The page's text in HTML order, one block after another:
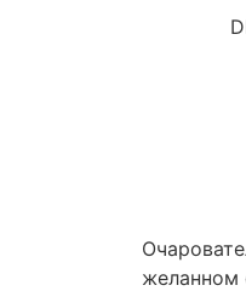
желанном